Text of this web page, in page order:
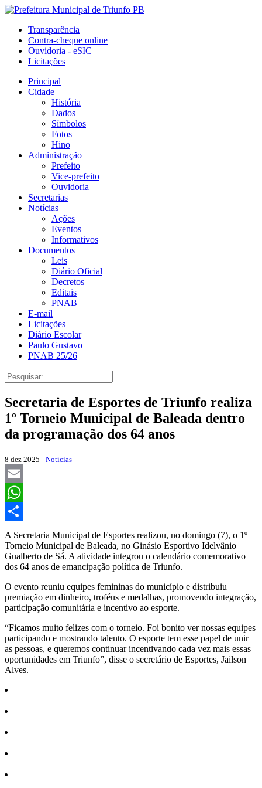
Transparência
Contra-cheque online
Ouvidoria - eSIC
Licitações
Principal
Cidade
História
Dados
Símbolos
Fotos
Hino
Administração
Prefeito
Vice-prefeito
Ouvidoria
Secretarias
Notícias
Ações
Eventos
Informativos
Documentos
Leis
Diário Oficial
Decretos
Editais
PNAB
E-mail
Licitações
Diário Escolar
Paulo Gustavo
PNAB 25/26
Secretaria de Esportes de Triunfo realiza
1º Torneio Municipal de Baleada dentro
da programação dos 64 anos
8 dez 2025 - Notícias
Email
WhatsApp
Share
A Secretaria Municipal de Esportes realizou, no domingo (7), o 1º
Torneio Municipal de Baleada, no Ginásio Esportivo Idelvânio
Gualberto de Sá. A atividade integrou o calendário comemorativo
dos 64 anos de emancipação política de Triunfo.
O evento reuniu equipes femininas do município e distribuiu
premiação em dinheiro, troféus e medalhas, promovendo integração,
participação comunitária e incentivo ao esporte.
“Ficamos muito felizes com o torneio. Foi bonito ver nossas equipes
participando e mostrando talento. O esporte tem esse papel de unir
as pessoas, e queremos continuar incentivando cada vez mais essas
oportunidades em Triunfo”, disse o secretário de Esportes, Jailson
Alves.